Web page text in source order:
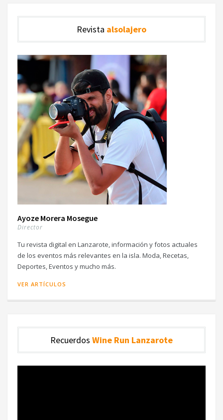
Revista alsolajero
Ayoze Morera Mosegue
Director
Tu revista digital en Lanzarote, información y fotos actuales
de los eventos más relevantes en la isla. Moda, Recetas,
Deportes, Eventos y mucho más.
VER ARTÍCULOS
Recuerdos Wine Run Lanzarote